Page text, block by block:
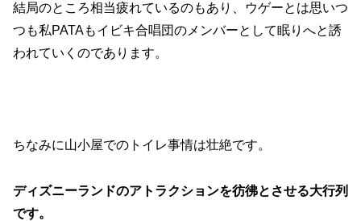
結局のところ相当疲れているのもあり、ウゲーとは思いつ
つも私PATAもイビキ合唱団のメンバーとして眠りへと誘
われていくのであります。
ちなみに山小屋でのトイレ事情は壮絶です。
ディズニーランドのアトラクションを彷彿とさせる大行列
です。